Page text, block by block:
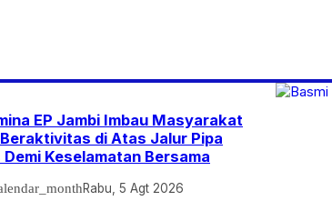
EP Jambi Imbau Masyarakat
di Atas Jalur Pipa
Keselamatan Bersama
Rabu, 5 Agt 2026